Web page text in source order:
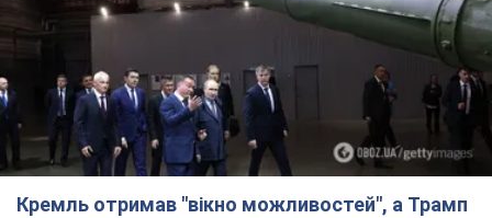
Кремль отримав "вікно можливостей", а Трамп